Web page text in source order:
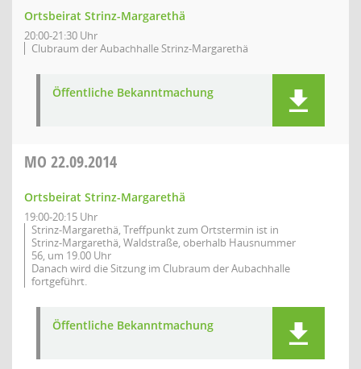
Ortsbeirat Strinz-Margarethä
20:00-21:30 Uhr
Clubraum der Aubachhalle Strinz-Margarethä
Öffentliche Bekanntmachung
MO 22.09.2014
Ortsbeirat Strinz-Margarethä
19:00-20:15 Uhr
Strinz-Margarethä, Treffpunkt zum Ortstermin ist in
Strinz-Margarethä, Waldstraße, oberhalb Hausnummer
56, um 19.00 Uhr
Danach wird die Sitzung im Clubraum der Aubachhalle
fortgeführt.
Öffentliche Bekanntmachung